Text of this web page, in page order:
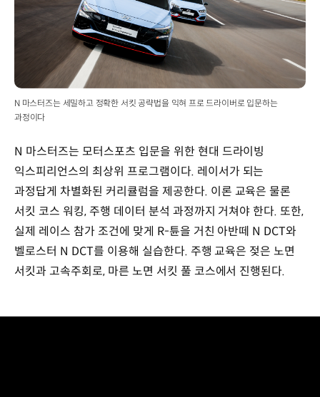
N 마스터즈는 세밀하고 정확한 서킷 공략법을 익혀 프로 드라이버로 입문하는
과정이다
N 마스터즈는 모터스포츠 입문을 위한 현대 드라이빙
익스피리언스의 최상위 프로그램이다. 레이서가 되는
과정답게 차별화된 커리큘럼을 제공한다. 이론 교육은 물론
서킷 코스 워킹, 주행 데이터 분석 과정까지 거쳐야 한다. 또한,
실제 레이스 참가 조건에 맞게 R-튠을 거친 아반떼 N DCT와
벨로스터 N DCT를 이용해 실습한다. 주행 교육은 젖은 노면
서킷과 고속주회로, 마른 노면 서킷 풀 코스에서 진행된다.